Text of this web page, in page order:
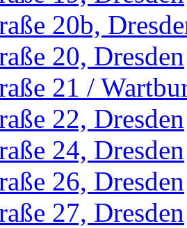
20b,
20, Dresden
21 /
22, Dresden
24, Dresden
26, Dresden
27, Dresden